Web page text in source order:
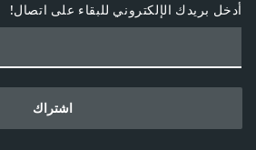
أدخل بريدك الإلكتروني للبقاء على اتصال!
اشتراك